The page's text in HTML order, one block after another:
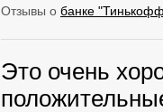
Отзывы о банке
Это очень